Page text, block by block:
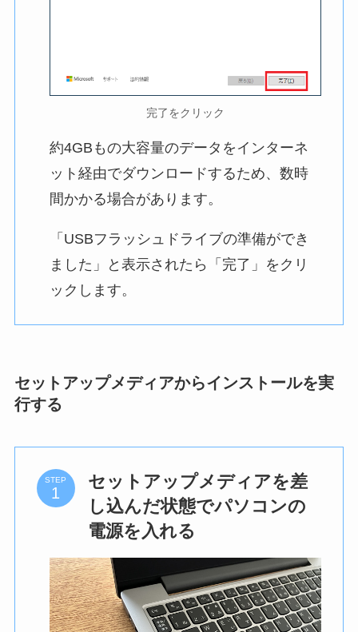
完了をクリック
約4GBもの大容量のデータをインターネ
ット経由でダウンロードするため、数時
間かかる場合があります。
「USBフラッシュドライブの準備ができ
ました」と表示されたら「完了」をクリ
ックします。
セットアップメディアからインストールを実
行する
STEP
セットアップメディアを差
し込んだ状態でパソコンの
電源を入れる